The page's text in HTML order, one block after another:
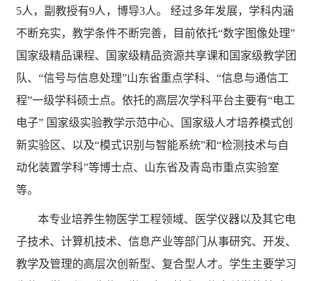
5人，副教授有9人，博导3人。 经过多年发展，学科内涵
不断充实，教学条件不断完善，目前依托“数字图像处理”
国家级精品课程、国家级精品资源共享课和国家级教学团
队、“信号与信息处理”山东省重点学科、“信息与通信工
程”一级学科硕士点。依托的高层次学科平台主要有“电工
电子” 国家级实验教学示范中心、国家级人才培养模式创
新实验区、以及“模式识别与智能系统”和“检测技术与自
动化装置学科”等博士点、山东省及青岛市重点实验室
等。
本专业培养生物医学工程领域、医学仪器以及其它电
子技术、计算机技术、信息产业等部门从事研究、开发、
教学及管理的高层次创新型、复合型人才。学生主要学习